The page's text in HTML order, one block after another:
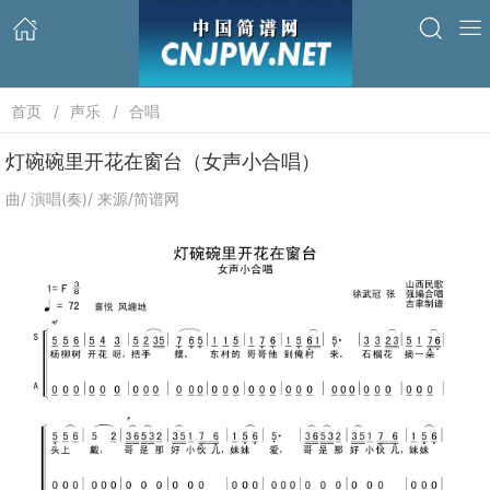
首页 声乐 合唱
灯碗碗里开花在窗台（女声小合唱）
曲/ 演唱(奏)/ 来源/简谱网